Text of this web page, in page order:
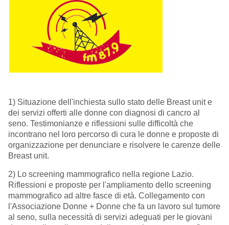
1) Situazione dell'inchiesta sullo stato delle Breast unit e
dei servizi offerti alle donne con diagnosi di cancro al
seno. Testimonianze e riflessioni sulle difficoltà che
incontrano nel loro percorso di cura le donne e proposte di
organizzazione per denunciare e risolvere le carenze delle
Breast unit.
2) Lo screening mammografico nella regione Lazio.
Riflessioni e proposte per l'ampliamento dello screening
mammografico ad altre fasce di età. Collegamento con
l'Associazione Donne + Donne che fa un lavoro sul tumore
al seno, sulla necessità di servizi adeguati per le giovani